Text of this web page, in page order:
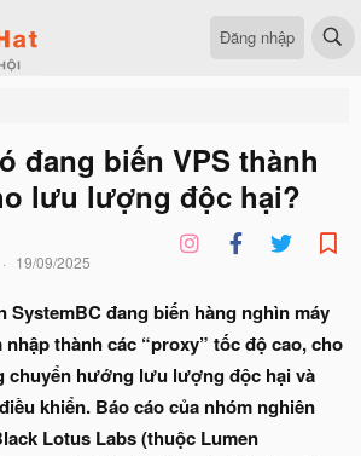
Đăng nhập
đang biến VPS thành
lưu lượng độc hại?
19/09/2025
SystemBC đang biến hàng nghìn máy
nhập thành các “proxy” tốc độ cao, cho
chuyển hướng lưu lượng độc hại và
khiển. Báo cáo của nhóm nghiên
Lotus Labs (thuộc Lumen